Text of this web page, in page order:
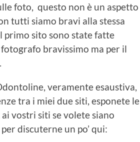
foto, questo non è un aspetto
tutti siamo bravi alla stessa
primo sito sono state fatte
bravissimo ma per il
veramente esaustiva,
tra i miei due siti, esponete le
vostri siti se volete siano
discuterne un po’ qui: